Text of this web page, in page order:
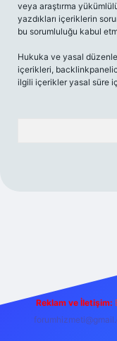
veya araştırma
yazdıkları içeriklerin
bu sorumluluğu kabul
Hukuka ve yasal
içerikleri,
ilgili içerikler yasal süre
Reklam ve İletişim: